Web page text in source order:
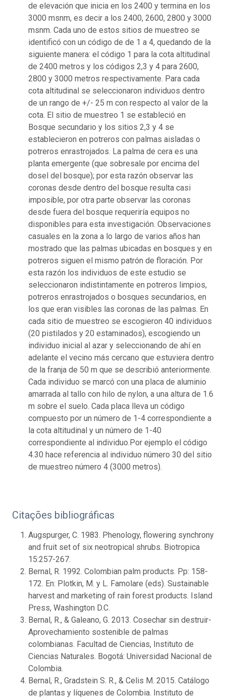
de elevación que inicia en los 2400 y termina en los
3000 msnm, es decir a los 2400, 2600, 2800 y 3000
msnm. Cada uno de estos sitios de muestreo se
identificó con un código de de 1 a 4, quedando de la
siguiente manera: el código 1 para la cota altitudinal
de 2400 metros y los códigos 2,3 y 4 para 2600,
2800 y 3000 metros respectivamente. Para cada
cota altitudinal se seleccionaron individuos dentro
de un rango de +/- 25 m con respecto al valor de la
cota. El sitio de muestreo 1 se estableció en
Bosque secundario y los sitios 2,3 y 4 se
establecieron en potreros con palmas aisladas o
potreros enrastrojados. La palma de cera es una
planta emergente (que sobresale por encima del
dosel del bosque); por esta razón observar las
coronas desde dentro del bosque resulta casi
imposible, por otra parte observar las coronas
desde fuera del bosque requeriría equipos no
disponibles para esta investigación. Observaciones
casuales en la zona a lo largo de varios años han
mostrado que las palmas ubicadas en bosques y en
potreros siguen el mismo patrón de floración. Por
esta razón los individuos de este estudio se
seleccionaron indistintamente en potreros limpios,
potreros enrastrojados o bosques secundarios, en
los que eran visibles las coronas de las palmas. En
cada sitio de muestreo se escogieron 40 individuos
(20 pistilados y 20 estaminados), escogiendo un
individuo inicial al azar y seleccionando de ahí en
adelante el vecino más cercano que estuviera dentro
de la franja de 50 m que se describió anteriormente.
Cada individuo se marcó con una placa de aluminio
amarrada al tallo con hilo de nylon, a una altura de 1.6
m sobre el suelo. Cada placa lleva un código
compuesto por un número de 1-4 correspondiente a
la cota altitudinal y un número de 1-40
correspondiente al individuo.Por ejemplo el código
4.30 hace referencia al individuo número 30 del sitio
de muestreo número 4 (3000 metros).
Citações bibliográficas
Augspurger, C. 1983. Phenology, flowering synchrony
and fruit set of six neotropical shrubs. Biotropica
15:257-267.
Bernal, R. 1992. Colombian palm products. Pp: 158-
172. En: Plotkin, M. y L. Famolare (eds). Sustainable
harvest and marketing of rain forest products. Island
Press, Washington D.C.
Bernal, R., & Galeano, G. 2013. Cosechar sin destruir-
Aprovechamiento sostenible de palmas
colombianas. Facultad de Ciencias, Instituto de
Ciencias Naturales. Bogotá: Universidad Nacional de
Colombia.
Bernal, R., Gradstein S. R., & Celis M. 2015. Catálogo
de plantas y líquenes de Colombia. Instituto de